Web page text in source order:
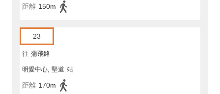
距離 150m
23
往 蒲飛路
明愛中心, 堅道 站
距離 170m